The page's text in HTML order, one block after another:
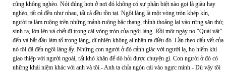
cũng không nghèo. Nói đúng hơn ở nơi đó không có sự phân biệt nào gọi là giàu hay
nghèo, tất cả đều như nhau, tất cả đều tồn tại. Ngôi làng là một vòng tròn khép kín,
người ta làm ruộng trên những mảnh ruộng bậc thang, thỉnh thoảng lại vào rừng săn thú;
sinh ra, lớn lên và chết đi trong cái vòng tròn của ngôi làng. Rồi một ngày nọ “Quái vật”
đến và bắt đầu làm tổ trong làng, dĩ nhiên không ai nhận ra điều đó. Lần theo dấu vết của
nó tôi đã đến ngôi làng ấy. Những con người ở đó cảnh giác với người lạ, họ hiếm khi
giao thiệp với người ngoài, rất khó khăn để dò hỏi được chuyện gì. Con người ở đó có
những khái niệm khác với anh và tôi.- Anh ta chỉa ngón cái vào ngực mình.- Dù vậy tôi